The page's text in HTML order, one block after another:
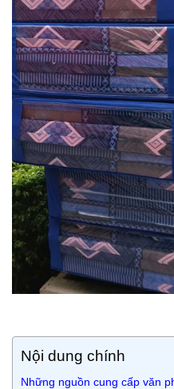
Nội dung chính
Những nguồn cung cấp văn